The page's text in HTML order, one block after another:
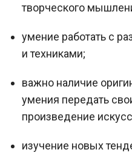
творческого
умение работать с
и техниками;
важно наличие
умения передать
произведение
изучение новых